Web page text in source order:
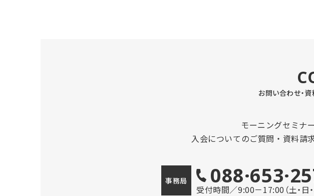
お問い合わせ・資
モーニングセミナ
入会についてのご質問・資料請
事務局
受付時間／9:00－17:00（土・日・